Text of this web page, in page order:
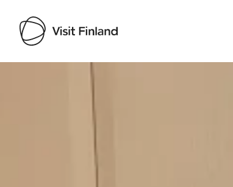
Visit Finland